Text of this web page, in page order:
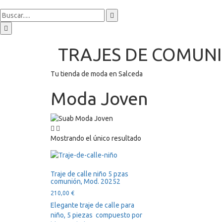
TRAJES DE
Tu tienda de moda en Salceda
Moda Joven
Mostrando el único resultado
Traje de calle niño 5 pzas
comunión, Mod. 20252
210,00 €
Elegante traje de calle para
niño, 5 piezas compuesto por